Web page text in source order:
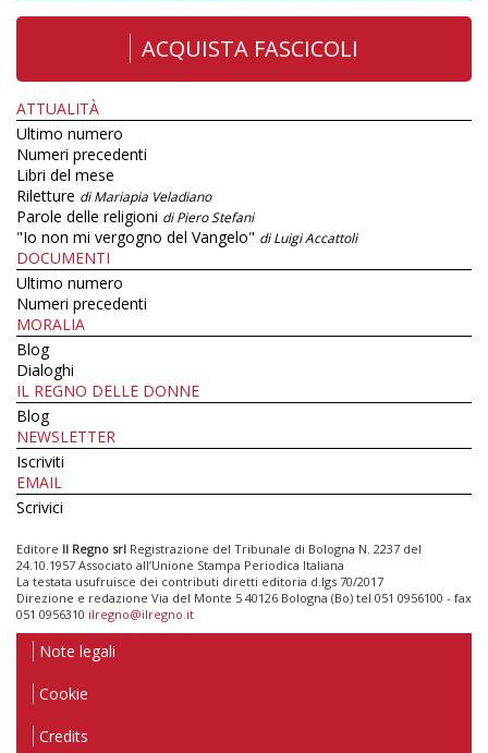
ACQUISTA FASCICOLI
ATTUALITÀ
Ultimo numero
Numeri precedenti
Libri del mese
Riletture di Mariapia Veladiano
Parole delle religioni di Piero Stefani
"Io non mi vergogno del Vangelo" di Luigi Accattoli
DOCUMENTI
Ultimo numero
Numeri precedenti
MORALIA
Blog
Dialoghi
IL REGNO DELLE DONNE
Blog
NEWSLETTER
Iscriviti
EMAIL
Scrivici
Editore Il Regno srl Registrazione del Tribunale di Bologna N. 2237 del
24.10.1957 Associato all’Unione Stampa Periodica Italiana
La testata usufruisce dei contributi diretti editoria d.lgs 70/2017
Direzione e redazione Via del Monte 5 40126 Bologna (Bo) tel 051 0956100 - fax
051 0956310 ilregno@ilregno.it
Note legali
Cookie
Credits